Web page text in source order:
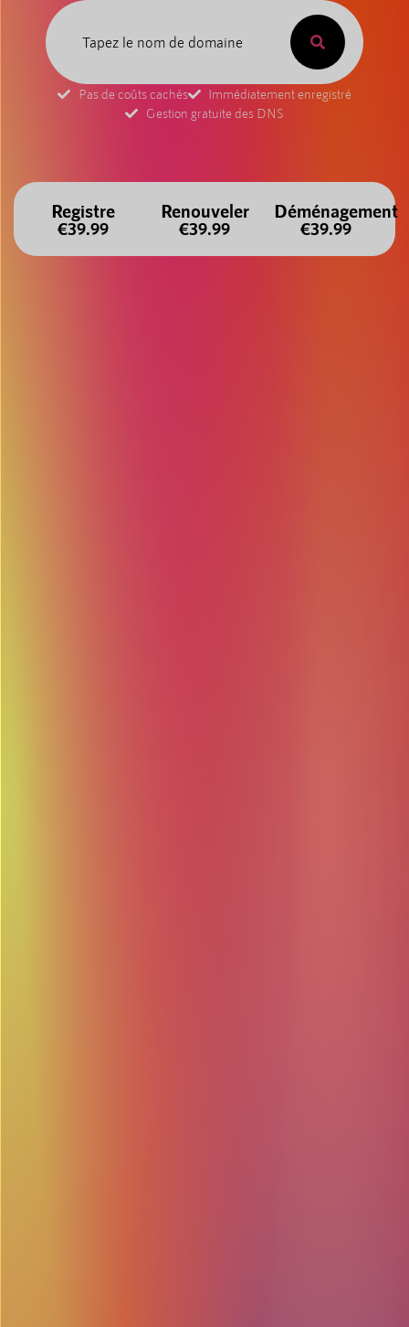
Pas de coûts cachés
Immédiatement enregistré
Gestion gratuite des DNS
Registre
€39.99
Renouveler
€39.99
Déménagement
€39.99